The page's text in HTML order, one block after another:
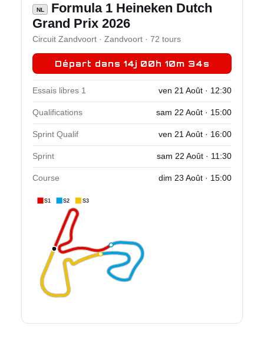
NL
Formula 1 Heineken Dutch
Grand Prix 2026
Circuit Zandvoort · Zandvoort · 72 tours
Départ dans 14j 00h 10m 33s
Essais libres 1 ven 21 Août · 12:30
Qualifications sam 22 Août · 15:00
Sprint Qualif ven 21 Août · 16:00
Sprint sam 22 Août · 11:30
Course dim 23 Août · 15:00
S1 S2 S3